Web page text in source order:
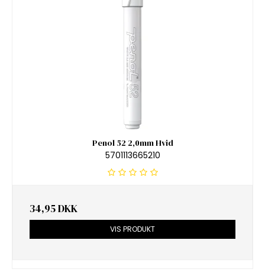
Penol 52 2,0mm Hvid
5701113665210
34,95 DKK
VIS PRODUKT